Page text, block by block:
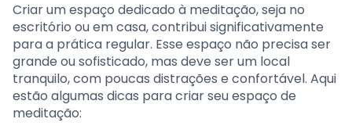
Criar um espaço dedicado à meditação, seja no
escritório ou em casa, contribui significativamente
para a prática regular. Esse espaço não precisa ser
grande ou sofisticado, mas deve ser um local
tranquilo, com poucas distrações e confortável. Aqui
estão algumas dicas para criar seu espaço de
meditação: